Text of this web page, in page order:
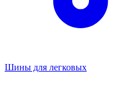
Шины для легковых